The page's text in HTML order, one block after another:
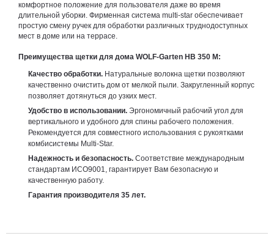
комфортное положение для пользователя даже во время
длительной уборки. Фирменная система multi-star обеспечивает
простую смену ручек для обработки различных труднодоступных
мест в доме или на террасе.
Преимущества щетки для дома WOLF-Garten HB 350 M:
Качество обработки. Натуральные волокна щетки позволяют
качественно очистить дом от мелкой пыли. Закругленный корпус
позволяет дотянуться до узких мест.
Удобство в использовании. Эргономичный рабочий угол для
вертикального и удобного для спины рабочего положения.
Рекомендуется для совместного использования с рукоятками
комбисистемы Multi-Star.
Надежность и безопасность. Соответствие международным
стандартам ИСО9001, гарантирует Вам безопасную и
качественную работу.
Гарантия производителя 35 лет.